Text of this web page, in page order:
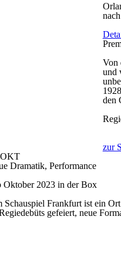
Von
und
den
zur
OKT
Dramatik, Performance
Oktober 2023 in der Box
Frankfurt ist ein
gefeiert, neue